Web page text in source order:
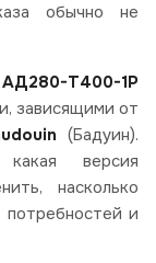
обычно не
Т400-1Р
зависящими от
(Бадуин).
версия
насколько
и